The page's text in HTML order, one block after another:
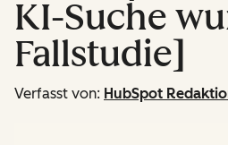
KI-Suche
Fallstudie]
Verfasst von: HubSpot